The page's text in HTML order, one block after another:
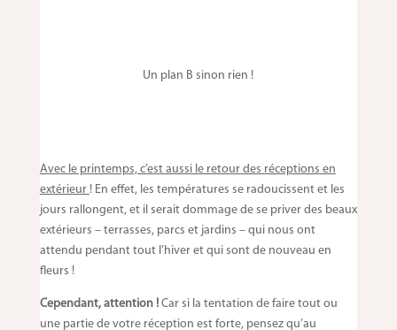
Un plan B sinon rien !
Avec le printemps, c’est aussi le retour des réceptions en
extérieur ! En effet, les températures se radoucissent et les
jours rallongent, et il serait dommage de se priver des beaux
extérieurs – terrasses, parcs et jardins – qui nous ont
attendu pendant tout l’hiver et qui sont de nouveau en
fleurs !
Cependant, attention !Car si la tentation de faire tout ou
une partie de votre réception est forte, pensez qu’au